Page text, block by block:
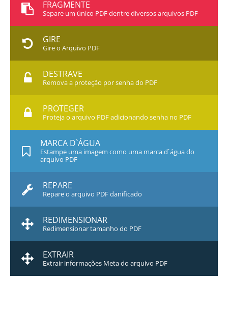
FRAGMENTE
Separe um único PDF dentre diversos arquivos PDF
GIRE
Gire o Arquivo PDF
DESTRAVE
Remova a proteção por senha do PDF
PROTEGER
Proteja o arquivo PDF adicionando senha no PDF
MARCA D`ÁGUA
Estampe uma imagem como uma marca d`água do
arquivo PDF
REPARE
Repare o arquivo PDF danificado
REDIMENSIONAR
Redimensionar tamanho do PDF
EXTRAIR
Extrair informações Meta do arquivo PDF